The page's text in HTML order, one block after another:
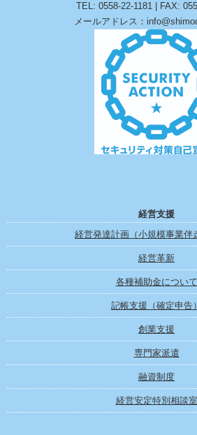
TEL: 0558-22-1181 | FAX:
メールアドレス：
経営支援
経営発達計画（小規模事業伴
経営革新
各種補助金について
記帳支援（確定申告）
創業支援
専門家派遣
融資制度
経営安定特別相談室